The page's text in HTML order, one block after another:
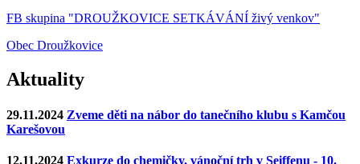
FB skupina "DROUŽKOVICE SETKÁVÁNÍ živý venkov"
Obec Droužkovice
Aktuality
29.11.2024 Zveme děti na nábor do tanečního klubu s Kamčou
Karešovou
12.11.2024 Exkurze do chemičky, vánoční trh v Seiffenu - 10.